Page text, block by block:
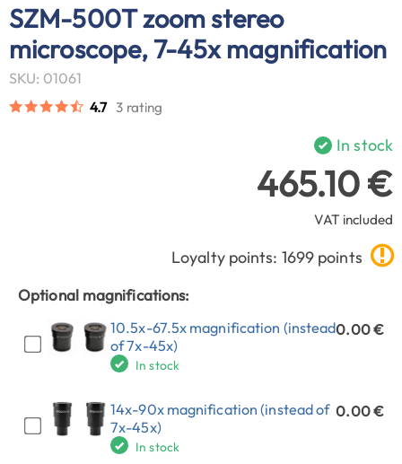
SZM-500T zoom stereo
microscope, 7-45x magnification
SKU: 01061
4.7 3 rating
In stock
465.10 €
VAT included
Loyalty points: 1699 points
Optional magnifications:
10.5x-67.5x magnification (instead
of 7x-45x)
In stock
0.00 €
14x-90x magnification (instead of
7x-45x)
In stock
0.00 €